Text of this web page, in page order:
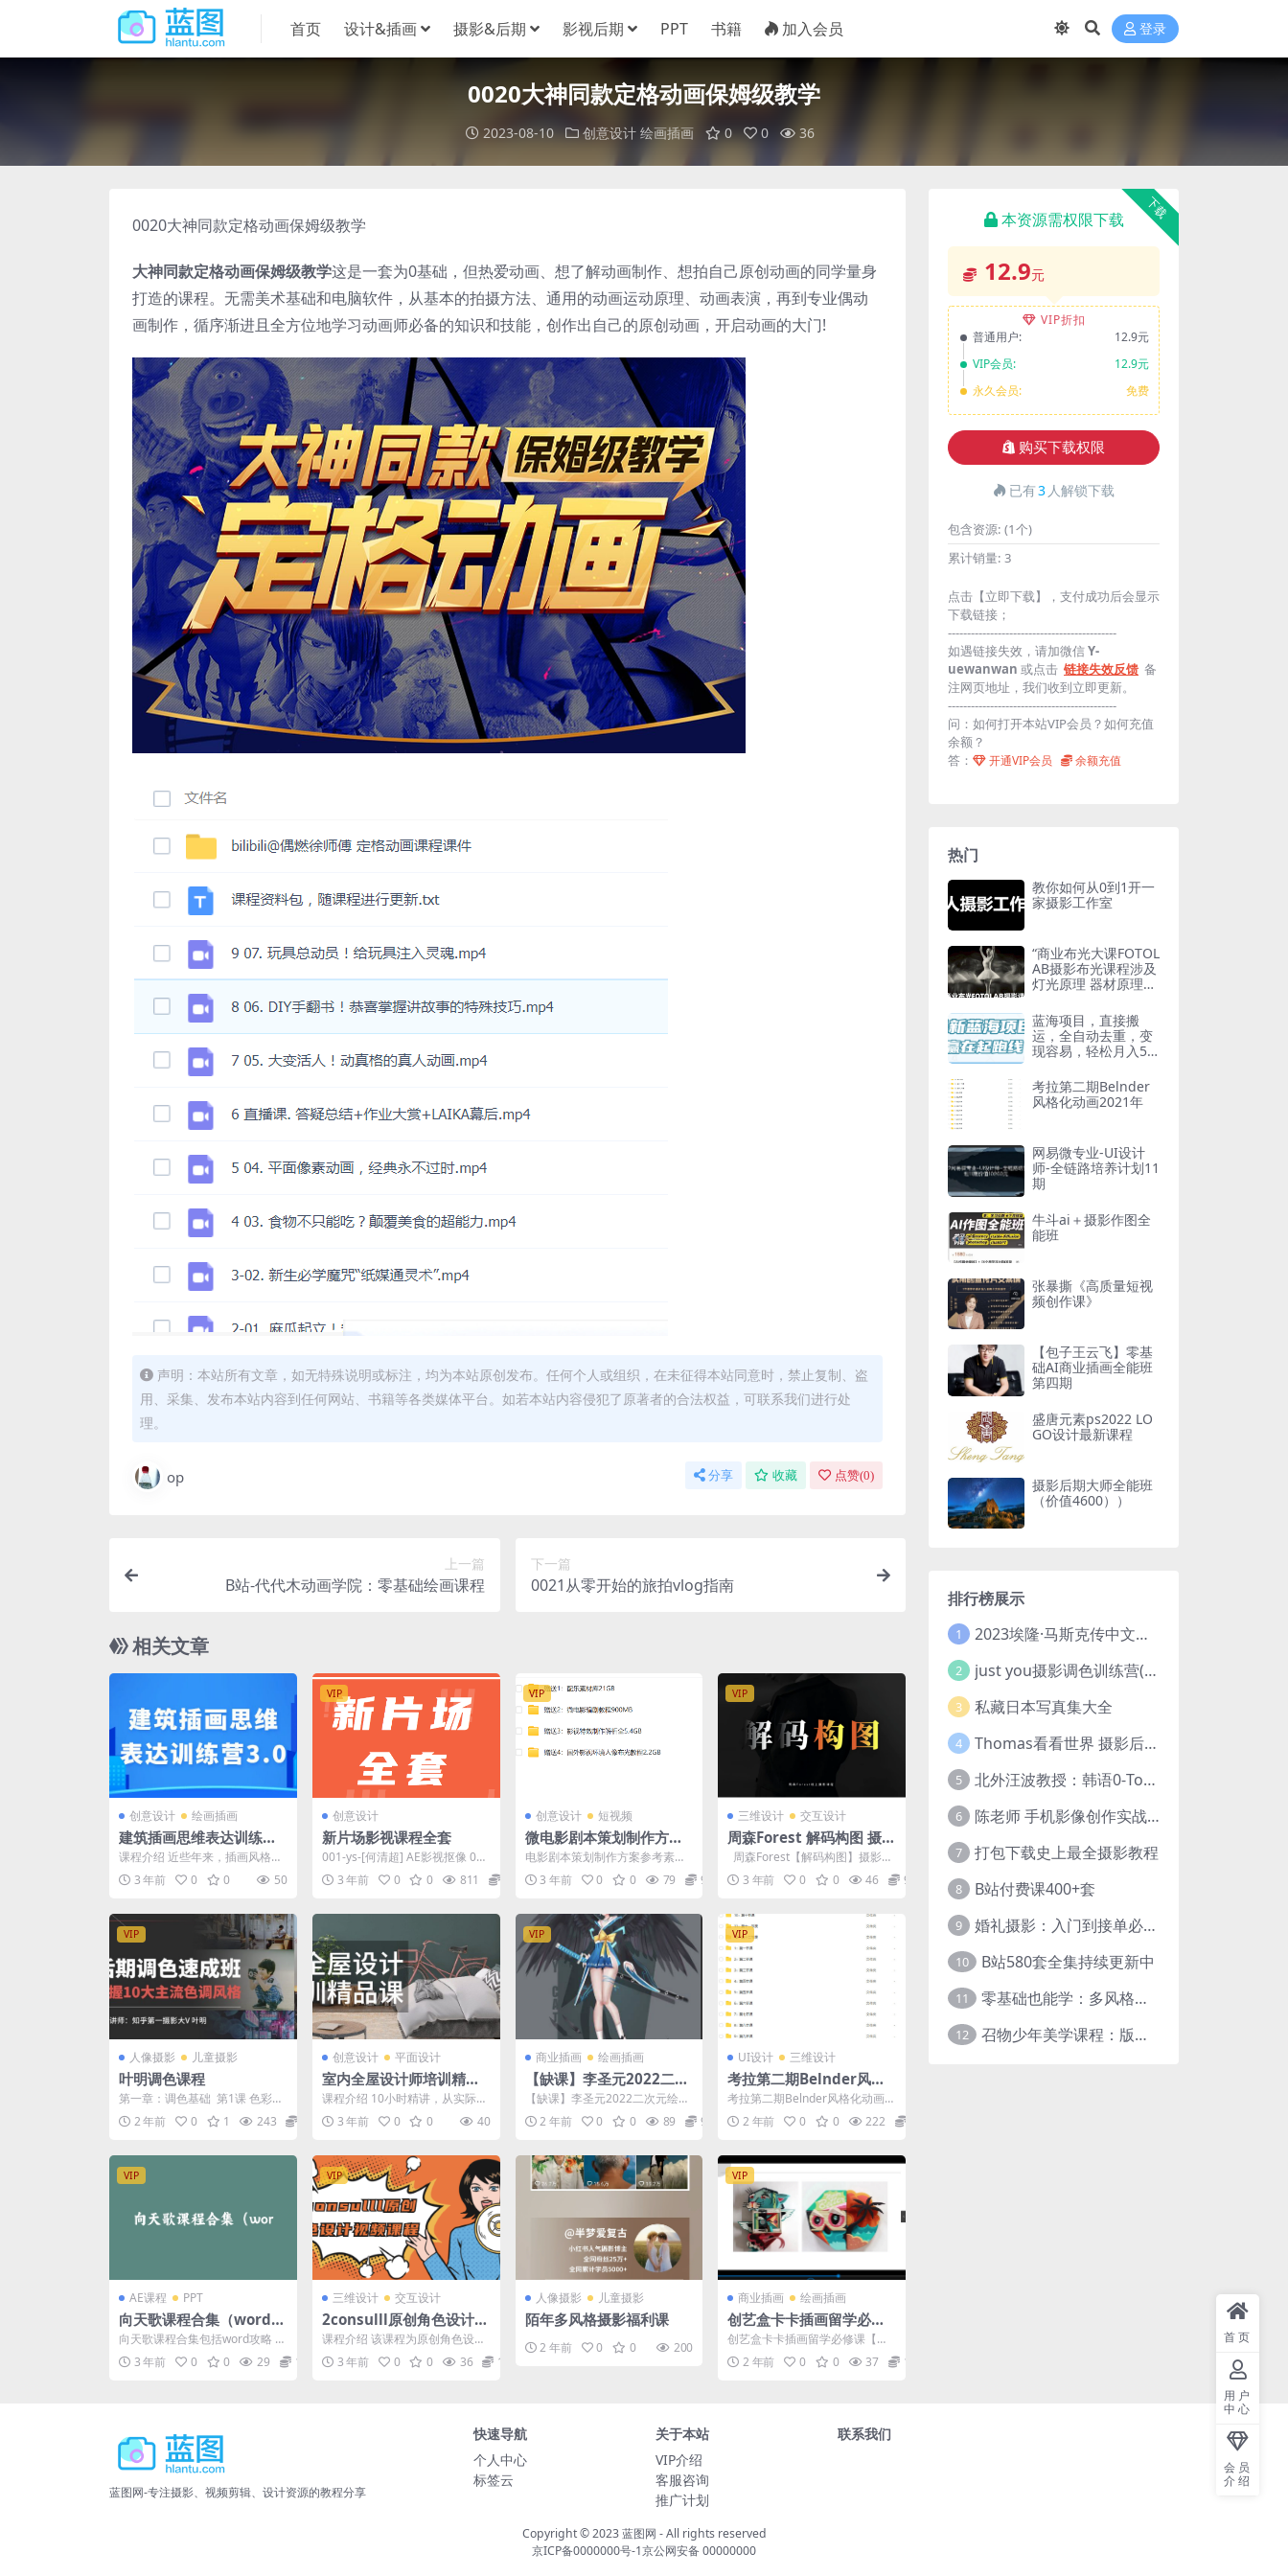
首页 设计&插画 摄影&后期 影视后期 PPT 书籍 加入会员 登录
0020大神同款定格动画保姆级教学
2023-08-10 创意设计 绘画插画 0 0 36
0020大神同款定格动画保姆级教学
大神同款定格动画保姆级教学这是一套为0基础，但热爱动画、想了解动画制作、想拍自己原创动画的同学量身
打造的课程。无需美术基础和电脑软件，从基本的拍摄方法、通用的动画运动原理、动画表演，再到专业偶动
画制作，循序渐进且全方位地学习动画师必备的知识和技能，创作出自己的原创动画，开启动画的大门!
声明：本站所有文章，如无特殊说明或标注，均为本站原创发布。任何个人或组织，在未征得本站同意时，禁止复制、盗
用、采集、发布本站内容到任何网站、书籍等各类媒体平台。如若本站内容侵犯了原著者的合法权益，可联系我们进行处
理。
op 分享 收藏 点赞(0)
上一篇
B站-代代木动画学院：零基础绘画课程
下一篇
0021从零开始的旅拍vlog指南
相关文章
创意设计 绘画插画
建筑插画思维表达训练营
3.0
课程介绍 近些年来，插画风格建
筑图纸表达甚得大家喜爱，插画
风格的图纸除了可以带给...
3 年前 0 0 50
VIP
创意设计
新片场影视课程全套
001-ys-[何清超] AE影视抠像 002
-ys-《商业广告剪辑教程》视频
制...3 年前 0 0 811
VIP
创意设计 短视频
微电影剧本策划制作方案
脚本分镜头招商合作拍摄
设计参考素材
电影剧本策划制作方案参考素材
文件大小：解压后2.35GB+赠送
大量资源 使用格...
3 年前 0 0 79 9.9
VIP
三维设计 交互设计
周森Forest 解码构图 摄
影构图教程
周森Forest【解码构图】摄影构
图教程。 需要课程点这里 课程
目...3 年前 0 0 46 9.9
VIP
人像摄影 儿童摄影
叶明调色课程
第一章：调色基础 第1课 色彩基
础理论 (19:02) 试看 第2课 Ca
m...2 年前 0 1 243 39.9
创意设计 平面设计
室内全屋设计师培训精品
课
课程介绍 10小时精讲，从实际项
目出发解决设计问题。16年设计
经验，用实际案例帮...
3 年前 0 0 40
VIP
商业插画 绘画插画
【缺课】李圣元2022二次
元绘画进阶班第十期【画
质不错只有视频】
【缺课】李圣元2022二次元绘画
进阶班第十期【画质不错只有视
频】 二次元 【说...
2 年前 0 0 89 9.9
VIP
UI设计 三维设计
考拉第二期Belnder风格
化动画2021年
考拉第二期Belnder风格化动画2
021年 设计 2 年前 0 768 本站
仅...2 年前 0 0 222
VIP
AE课程 PPT
向天歌课程合集（word攻
略 pr攻略 ppt攻略 Excel
攻略 AE攻略）
向天歌课程合集包括word攻略 pr
攻略 ppt攻略 Excel攻略 AE攻略
等...3 年前 0 0 29 12.9
VIP
三维设计 交互设计
2consulll原创角色设计视
频课程
课程介绍 该课程为原创角色设计
班,适合想要学习日韩现代风原创
角色设计的同学。内容...
3 年前 0 0 36 12.9
人像摄影 儿童摄影
陌年多风格摄影福利课
2 年前 0 0 200
VIP
商业插画 绘画插画
创艺盒卡卡插画留学必修
课【画质还可以只有视
频】
创艺盒卡卡插画留学必修课【画
质还可以只有视频】 创艺盒卡卡
插画留学必修课【画质还...
2 年前 0 0 37 12.9
下载
本资源需权限下载
12.9元
VIP折扣
普通用户:
12.9元
VIP会员:
12.9元
永久会员:
免费
购买下载权限
已有3 人解锁下载
包含资源: (1个)
累计销量: 3
点击【立即下载】，支付成功后会显示
下载链接；
--------------------------------------------
如遇链接失效，请加微信Y-
uewanwan 或点击 链接失效反馈 备
注网页地址，我们收到立即更新。
--------------------------------------------
问：如何打开本站VIP会员？如何充值
余额？
答：
开通VIP会员 余额充值
热门
教你如何从0到1开一
家摄影工作室
“商业布光大课FOTOL
AB摄影布光课程涉及
灯光原理 器材原理
实战”
蓝海项目，直接搬
运，全自动去重，变
现容易，轻松月入5
考拉第二期Belnder
风格化动画2021年
网易微专业-UI设计
师-全链路培养计划11
期
牛斗ai＋摄影作图全
能班
张暴撕《高质量短视
频创作课》
【包子王云飞】零基
础AI商业插画全能班
第四期
盛唐元素ps2022 LO
GO设计最新课程
摄影后期大师全能班
（价值4600））
排行榜展示
1 2023埃隆·马斯克传中文版 电子书pdf
2 just you摄影调色训练营(已加密}
3 私藏日本写真集大全
4 Thomas看看世界 摄影后期调色：给摄影爱好者的色彩课 网盘下载
5 北外汪波教授：韩语0-Topik6全程班
6 陈老师 手机影像创作实战课程：从入门到精通【完结】
7 打包下载史上最全摄影教程
8 B站付费课400+套
9 婚礼摄影：入门到接单必修课
10 B站580套全集持续更新中
11 零基础也能学：多风格人像摄影系统课
12 召物少年美学课程：版式与视觉第五期
蓝图网-专注摄影、视频剪辑、设计资源的教程分享
快速导航
个人中心
标签云
关于本站
VIP介绍
客服咨询
推广计划
联系我们
Copyright © 2023蓝图网 - All rights reserved
京ICP备0000000号-1京公网安备 00000000
首页
用户
中心
会员
介绍